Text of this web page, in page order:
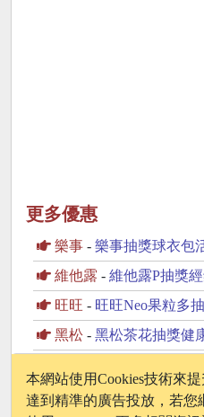
更多優惠
樂事 - 樂事抽獎球衣包
維他露 - 維他露P抽獎經銷通
旺旺 - 旺旺Neo果粒多抽獎
黑松 - 黑松茶花抽獎健
本網站使用Cookies技術來
達到精準的廣告投放，若